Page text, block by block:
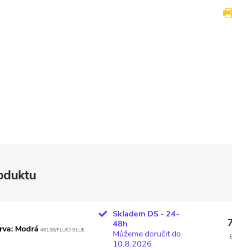
Modrá 48138/FLUID BLUE
Skladem DS - 24-
48h
Můžeme doručit do
10.8.2026